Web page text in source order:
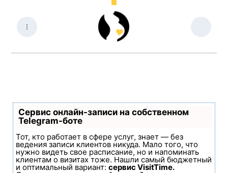
Сервис онлайн-записи на собственном
Telegram-боте
Тот, кто работает в сфере услуг, знает — без
ведения записи клиентов никуда. Мало того, что
нужно видеть свое расписание, но и напоминать
клиентам о визитах тоже. Нашли самый бюджетный
и оптимальный вариант: сервис VisitTime.